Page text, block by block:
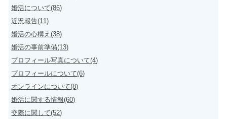
婚活について(86)
近況報告(11)
婚活の心構え(38)
婚活の事前準備(13)
プロフィール写真について(4)
プロフィールについて(6)
オンラインについて(8)
婚活に関する情報(60)
交際に関して(52)